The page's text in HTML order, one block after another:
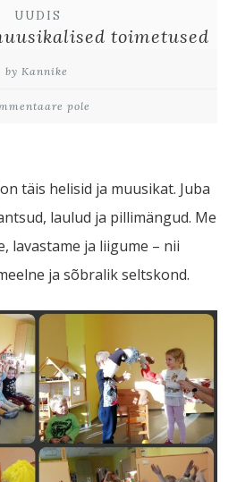
UUDIS
toimetused
by Kannike
pole
täis helisid ja muusikat. Juba
laulud ja pillimängud. Me
lavastame ja liigume – nii
ja sõbralik seltskond.